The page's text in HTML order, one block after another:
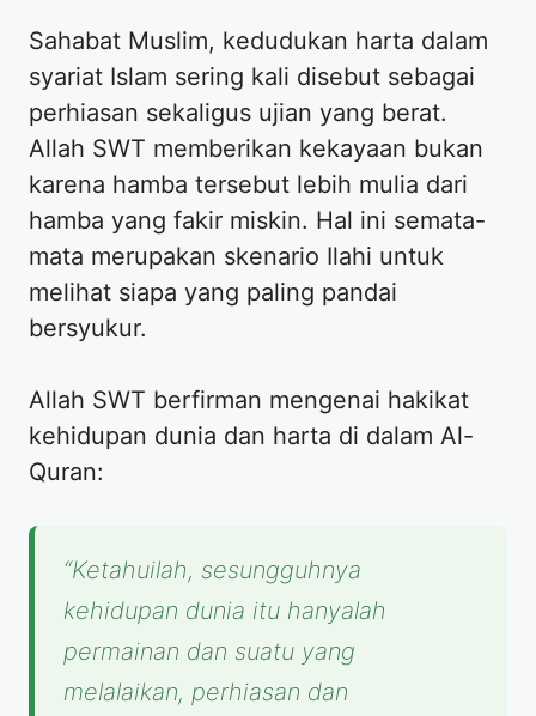
Sahabat Muslim, kedudukan harta dalam
syariat Islam sering kali disebut sebagai
perhiasan sekaligus ujian yang berat.
Allah SWT memberikan kekayaan bukan
karena hamba tersebut lebih mulia dari
hamba yang fakir miskin. Hal ini semata-
mata merupakan skenario Ilahi untuk
melihat siapa yang paling pandai
bersyukur.
Allah SWT berfirman mengenai hakikat
kehidupan dunia dan harta di dalam Al-
Quran:
“Ketahuilah, sesungguhnya
kehidupan dunia itu hanyalah
permainan dan suatu yang
melalaikan, perhiasan dan